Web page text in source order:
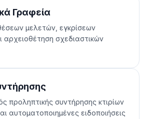
Γραφεία
μελετών, εγκρίσεων
αρχειοθέτηση σχεδιαστικών
προληπτικής συντήρησης κτιρίων
αυτοματοποιημένες ειδοποιήσεις